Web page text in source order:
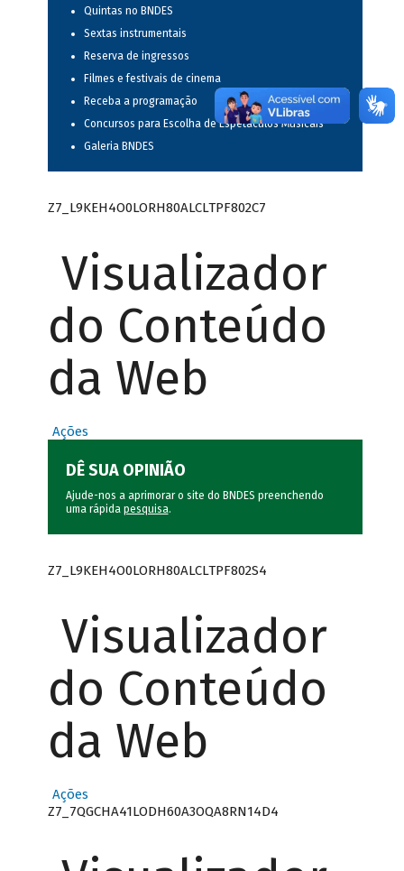
Quintas no BNDES
Sextas instrumentais
Reserva de ingressos
Filmes e festivais de cinema
Receba a programação
Concursos para Escolha de Espetáculos Musicais
Galeria BNDES
Z7_L9KEH4O0LORH80ALCLTPF802C7
Visualizador
do Conteúdo
da Web
Ações
DÊ SUA OPINIÃO
Ajude-nos a aprimorar o site do BNDES preenchendo
uma rápida pesquisa.
Z7_L9KEH4O0LORH80ALCLTPF802S4
Visualizador
do Conteúdo
da Web
Ações
Z7_7QGCHA41LODH60A3OQA8RN14D4